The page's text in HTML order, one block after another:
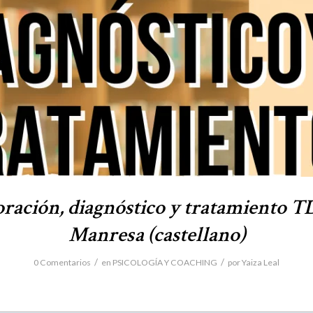
diagnóstico y tratamiento
Manresa (castellano)
0 Comentarios / en PSICOLOGÍA Y COACHING / porYaiza Leal